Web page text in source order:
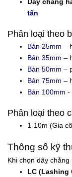
tấn
Phân loại theo
Bản 25mm –
Bản 35mm –
Bản 50mm –
Bản 75mm –
Bản 100mm -
Phân loại theo
1-10m (Gia
Thông số kỹ
Khi chọn dây
LC (Lashing